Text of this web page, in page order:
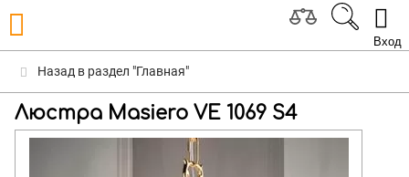
Вход
Назад в раздел "Главная"
Люстра Masiero VE 1069 S4